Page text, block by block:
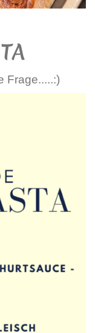
Frage.....:)